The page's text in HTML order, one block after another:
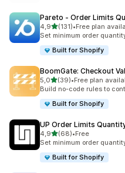
Pareto ‑ Order Limits
4,9/ 5 tähteä
(131)
131 arvostelua yhteensä
•Free plan
Set minimum order
Built for Shopify
BoomGate: Checkout
5,0/ 5 tähteä
(39)
39 arvostelua yhteensä
•Free plan
Build no-code rules to
Built for Shopify
UP Order Limits
4,9/ 5 tähteä
(68)
68 arvostelua yhteensä
•Free
Set minimum order
Built for Shopify